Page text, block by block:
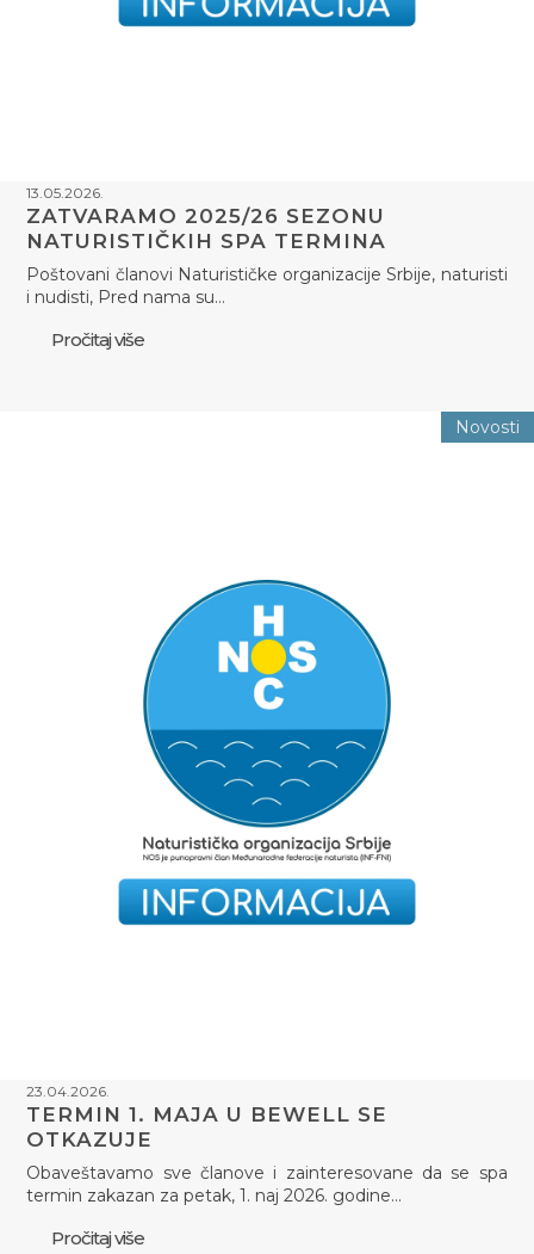
13.05.2026.
ZATVARAMO 2025/26 SEZONU
NATURISTIČKIH SPA TERMINA
Poštovani članovi Naturističke organizacije Srbije, naturisti
i nudisti, Pred nama su…
Pročitaj više
Novosti
23.04.2026.
TERMIN 1. MAJA U BEWELL SE
OTKAZUJE
Obaveštavamo sve članove i zainteresovane da se spa
termin zakazan za petak, 1. naj 2026. godine…
Pročitaj više